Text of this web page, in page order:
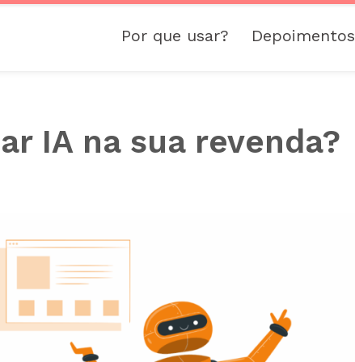
Por que usar? Depoimentos
IA na sua revenda?